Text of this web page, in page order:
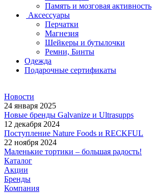
Память и мозговая активность
Аксессуары
Перчатки
Магнезия
Шейкеры и бутылочки
Ремни, Бинты
Одежда
Подарочные сертификаты
Новости
24 января 2025
Новые бренды Galvanize и Ultrasupps
12 декабря 2024
Поступление Nature Foods и RECKFUL
22 ноября 2024
Маленькие тортики – большая радость!
Каталог
Акции
Бренды
Компания